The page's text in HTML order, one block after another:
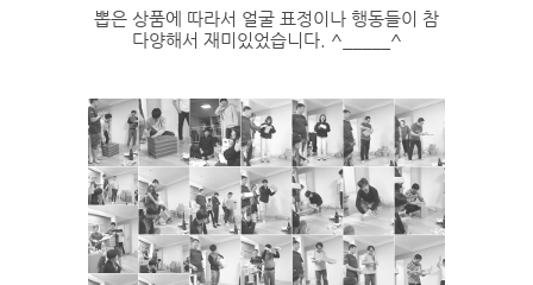
뽑은 상품에 따라서 얼굴 표정이나 행동들이 참
다양해서 재미있었습니다. ^_____^